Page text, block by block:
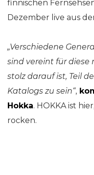
finnischen
Dezember live aus
„Verschiedene
sind vereint für diese
stolz darauf ist, Teil
Katalogs zu sein“,
Hokka. HOKKA ist
rocken.